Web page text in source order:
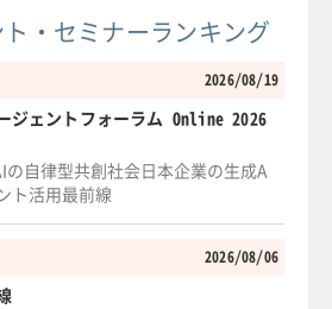
・セミナーランキング
2026/08/19
ジェントフォーラム Online 2026
の自律型共創社会日本企業の生成A
ト活用最前線
2026/08/06